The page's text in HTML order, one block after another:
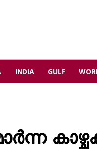
INDIA GULF